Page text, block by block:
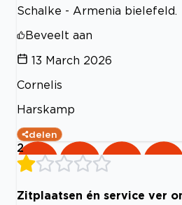
Schalke - Armenia bielefeld.
Beveelt aan
13 March 2026
Cornelis
Harskamp
delen
2
Zitplaatsen én service ver